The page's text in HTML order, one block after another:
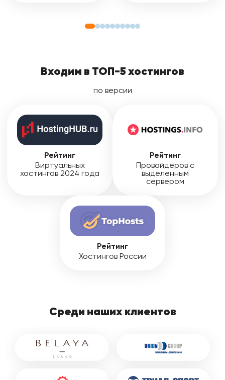
Входим в ТОП-5 хостингов
по версии
Рейтинг
Виртуальных
хостингов 2024 года
Рейтинг
Провайдеров с
выделенным
сервером
Рейтинг
Хостингов России
Среди наших клиентов